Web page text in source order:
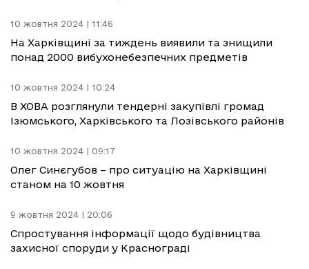
10 жовтня 2024 | 11:46
На Харківщині за тиждень виявили та знищили
понад 2000 вибухонебезпечних предметів
10 жовтня 2024 | 10:24
В ХОВА розглянули тендерні закупівлі громад
Ізюмського, Харківського та Лозівського районів
10 жовтня 2024 | 09:17
Олег Синєгубов – про ситуацію на Харківщині
станом на 10 жовтня
9 жовтня 2024 | 20:06
Спростування інформації щодо будівництва
захисної споруди у Краснограді